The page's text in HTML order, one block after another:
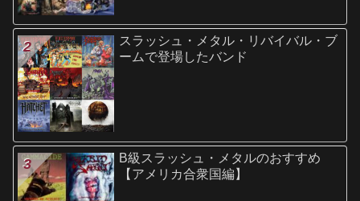
スラッシュ・メタル・リバイバル・ブ
ームで登場したバンド
B級スラッシュ・メタルのおすすめ
【アメリカ合衆国編】